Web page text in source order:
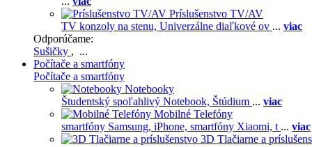
Príslušenstvo TV/AV
TV konzoly na stenu, Univerzálne diaľkové ov ... viac
Odporúčame:
Sušičky , ...
Počítače a smartfóny
Počítače a smartfóny
Notebooky
Študentský spoľahlivý Notebook, Štúdium ... viac
Mobilné Telefóny
smartfóny Samsung, iPhone, smartfóny Xiaomi, t ... viac
3D Tlačiarne a